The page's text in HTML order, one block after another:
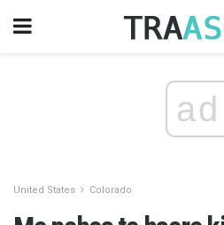
ad
United States Colorado